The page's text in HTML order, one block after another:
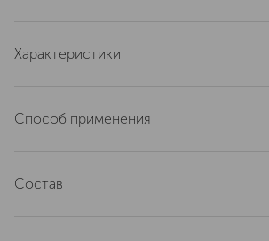
Характеристики
артикул
Способ применения
Состав